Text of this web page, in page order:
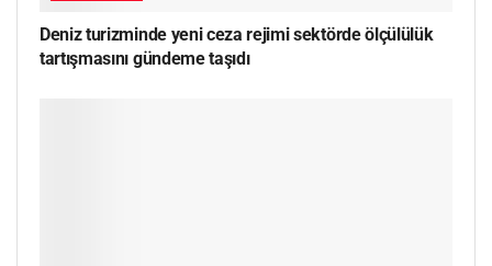
Deniz turizminde yeni ceza rejimi sektörde ölçülülük
tartışmasını gündeme taşıdı